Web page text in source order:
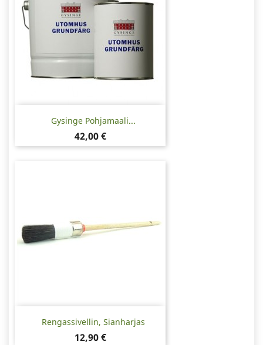
Gysinge Pohjamaali...
Hinta
42,00 €
Rengassivellin, Sianharjas
Hinta
12,90 €